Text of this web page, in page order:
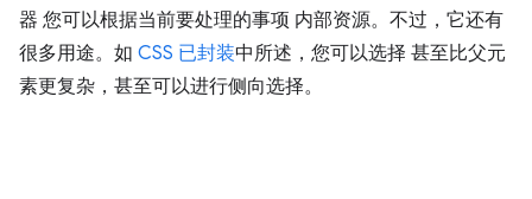
器 您可以根据当前要处理的事项 内部资源。不过，它还有
很多用途。如 CSS 已封装中所述，您可以选择 甚至比父元
素更复杂，甚至可以进行侧向选择。